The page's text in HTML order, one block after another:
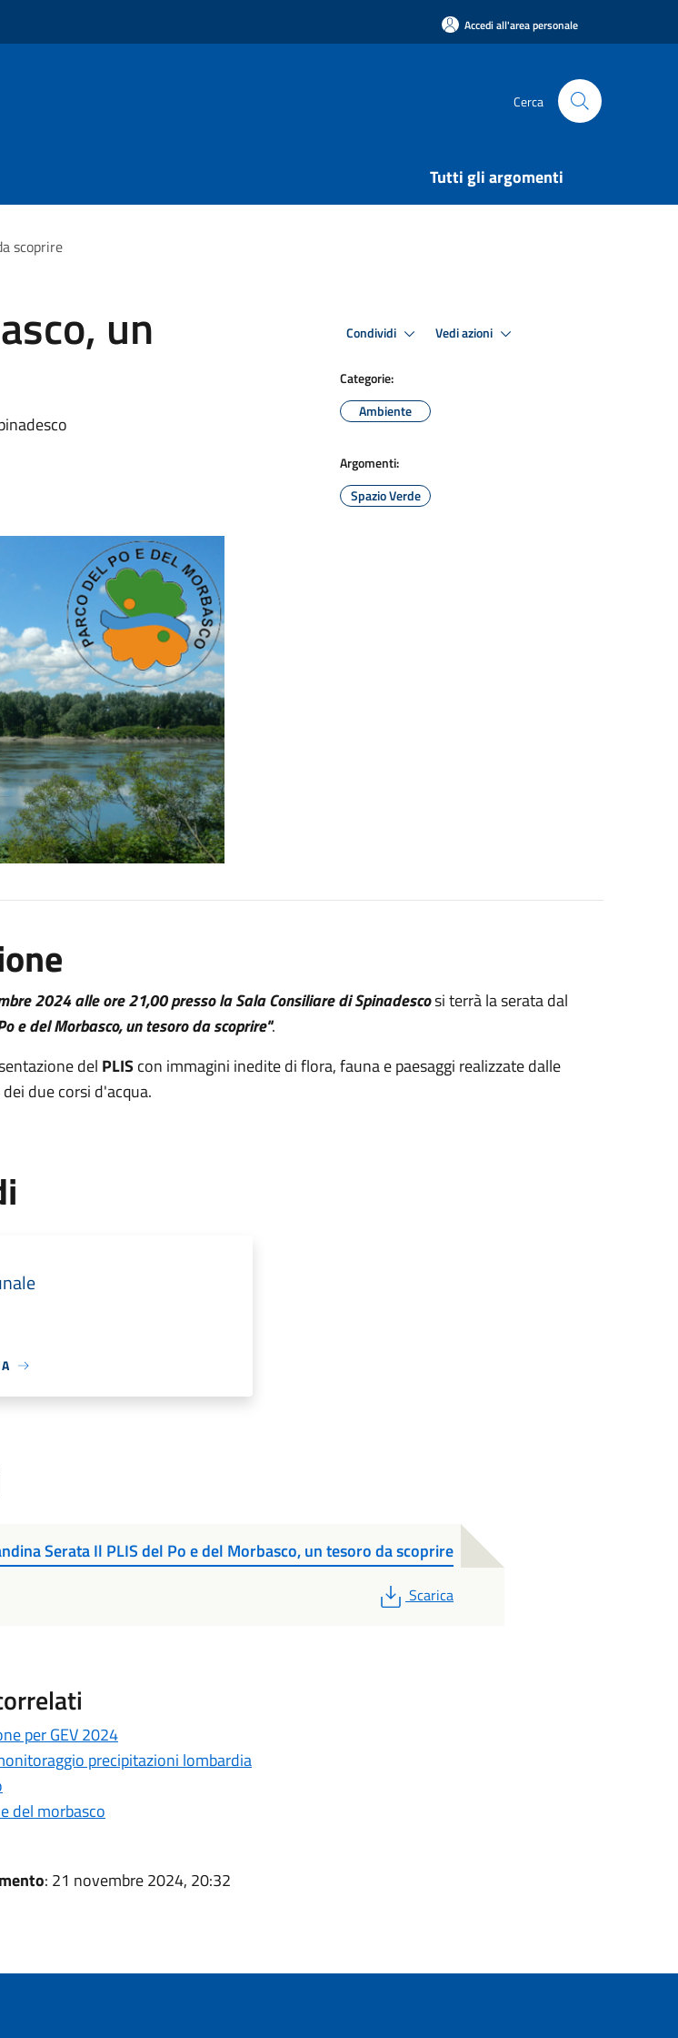
Accedi all'area personale
Cerca
Tutti gli argomenti
scoprire
un Condividi Vedi azioni
Categorie:
Ambiente
Argomenti:
Spazio Verde
2024 alle ore 21,00 presso la Sala Consiliare di Spinadescosi terrà la serata dal
e del Morbasco, un tesoro da scoprire".
del PLIS con immagini inedite di flora, fauna e paesaggi realizzate dalle
due corsi d'acqua.
Serata Il PLIS del Po e del Morbasco, un tesoro da scoprire
PDF
Scarica
per GEV 2024
precipitazioni lombardia
del morbasco
: 21 novembre 2024, 20:32